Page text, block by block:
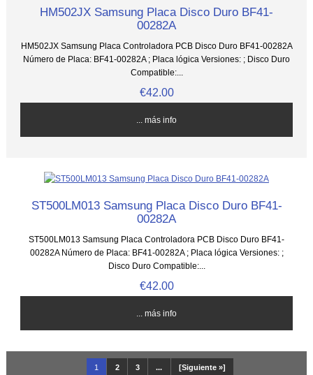
HM502JX Samsung Placa Disco Duro BF41-
00282A
HM502JX Samsung Placa Controladora PCB Disco Duro BF41-00282A
Número de Placa: BF41-00282A ; Placa lógica Versiones: ; Disco Duro
Compatible:...
€42.00
... más info
ST500LM013 Samsung Placa Disco Duro BF41-
00282A
ST500LM013 Samsung Placa Controladora PCB Disco Duro BF41-
00282A Número de Placa: BF41-00282A ; Placa lógica Versiones: ;
Disco Duro Compatible:...
€42.00
... más info
1 2 3 ... [Siguiente »]